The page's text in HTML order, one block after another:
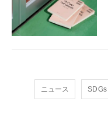
ニュース SDGs